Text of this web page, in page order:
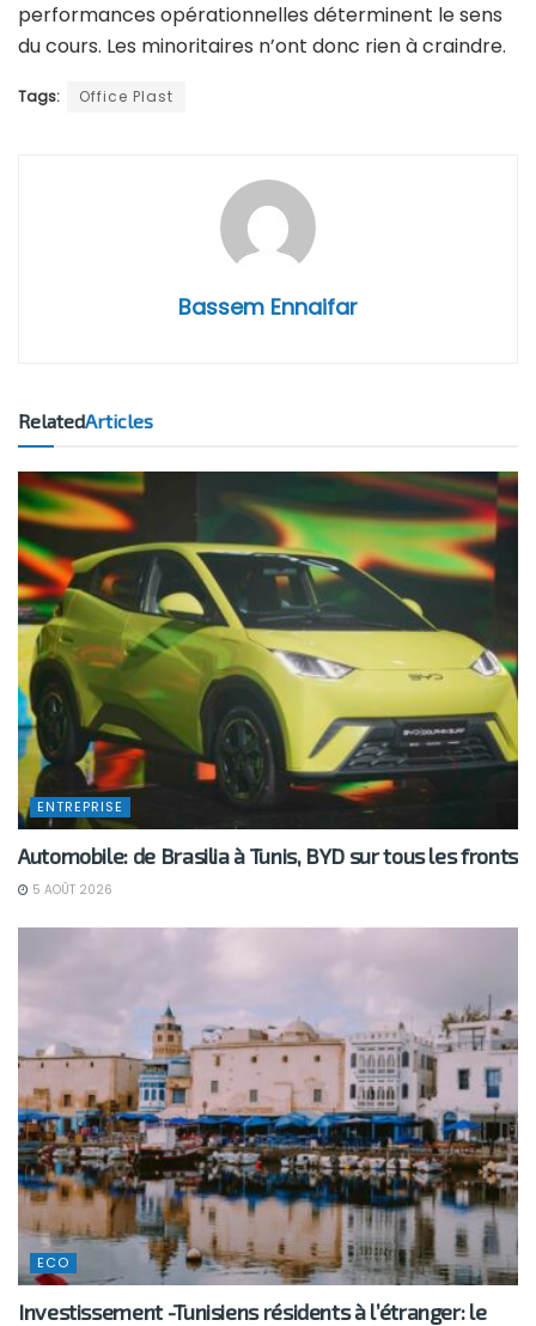
performances opérationnelles déterminent le sens
du cours. Les minoritaires n’ont donc rien à craindre.
Tags: Office Plast
Bassem Ennaifar
RelatedArticles
ENTREPRISE
Automobile: de Brasilia à Tunis, BYD sur tous les fronts
5 AOÛT 2026
ECO
Investissement -Tunisiens résidents à l’étranger: le